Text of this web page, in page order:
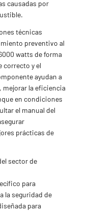
causadas por
técnicas
preventivo al
watts de forma
correcto y el
ayudan a
mejorar la eficiencia
en condiciones
el manual del
prácticas de
sector de
para
la seguridad de
para